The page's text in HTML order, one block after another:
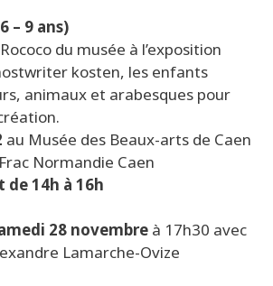
– 9 ans)
du musée à l’exposition
kosten, les enfants
animaux et arabesques pour
au Musée des Beaux-arts de Caen
Normandie Caen
de 14h à 16h
28 novembre à 17h30 avec
Lamarche-Ovize